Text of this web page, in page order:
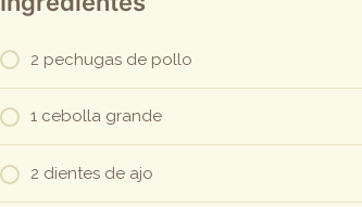
2 pechugas de pollo
1 cebolla grande
2 dientes de ajo